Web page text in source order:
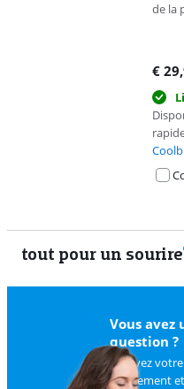
de la
€
tout pour un sourire
Vous avez
question ?
Trouvez
rapidement